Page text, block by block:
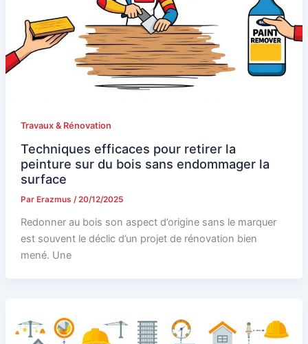
Travaux & Rénovation
Techniques efficaces pour retirer la
peinture sur du bois sans endommager la
surface
Par Erazmus /20/12/2025
Redonner au bois son aspect d’origine sans le marquer
est souvent le déclic d’un projet de rénovation bien
mené. Une